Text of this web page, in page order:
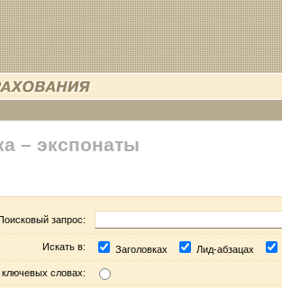
– экспонаты
Поисковый запрос:
Искать в: Заголовках Лид-абзацах
ключевых словах: